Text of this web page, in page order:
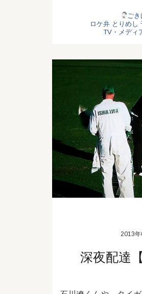
ご
ロケ弁 とりめし
TV・メディ
2013年
深夜配達